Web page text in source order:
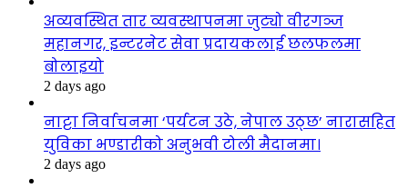
अव्यवस्थित तार व्यवस्थापनमा जुट्यो वीरगञ्ज
महानगर, इन्टरनेट सेवा प्रदायकलाई छलफलमा
बोलाइयो
2 days ago
नाट्टा निर्वाचनमा ‘पर्यटन उठे, नेपाल उठ्छ’ नारासहित
युविका भण्डारीको अनुभवी टोली मैदानमा।
2 days ago